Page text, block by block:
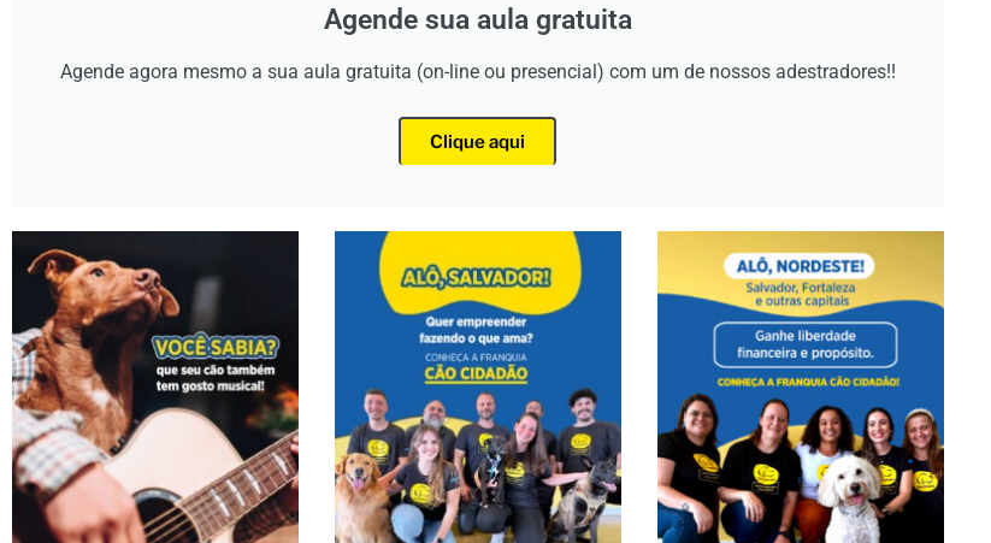
Agende sua aula gratuita
Agende agora mesmo a sua aula gratuita (on-line ou presencial) com um de nossos adestradores!!
Clique aqui